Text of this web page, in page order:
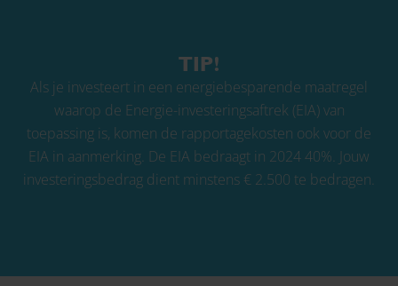
TIP!
Als je investeert in een energiebesparende maatregel
waarop de Energie-investeringsaftrek (EIA) van
toepassing is, komen de rapportagekosten ook voor de
EIA in aanmerking. De EIA bedraagt in 2024 40%. Jouw
investeringsbedrag dient minstens € 2.500 te bedragen.